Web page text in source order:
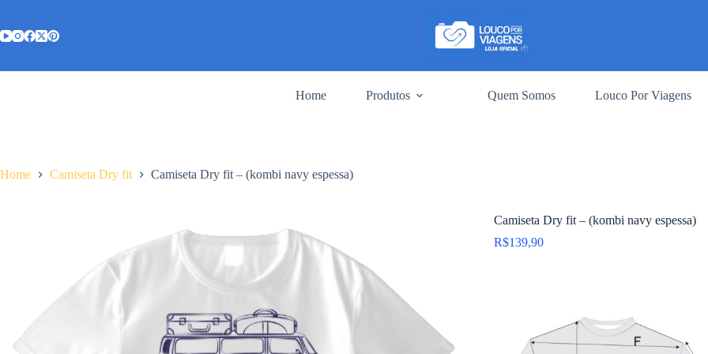
o
Home Produtos Quem Somos Louco Por Viagens
Home Camiseta Dry fit Camiseta Dry fit – (kombi navy espessa)
Camiseta Dry fit – (kombi navy espessa)
R$139,90